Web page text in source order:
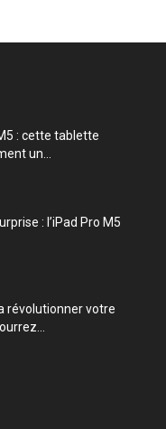
: cette tablette
un...
: l’iPad Pro M5
révolutionner votre